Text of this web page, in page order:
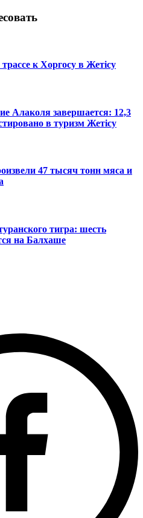
к Хоргосу в Жетісу
Алаколя завершается: 12,3
в туризм Жетісу
47 тысяч тонн мяса и
тигра: шесть
на Балхаше